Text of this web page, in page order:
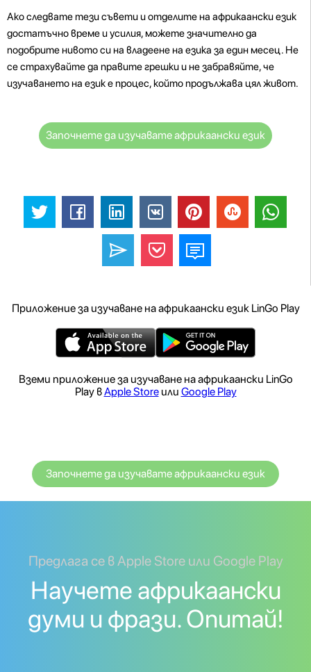
Ако следвате тези съвети и отделите на африкаански език
достатъчно време и усилия, можете значително да
подобрите нивото си на владеене на езика за един месец. Не
се страхувайте да правите грешки и не забравяйте, че
изучаването на език е процес, който продължава цял живот.
Започнете да изучавате африкаански език
Приложение за изучаване на африкаански език LinGo Play
Вземи приложение за изучаване на африкаански LinGo
Play вApple Storeили Google Play
Започнете да изучавате африкаански език
Предлага се в Apple Store или Google Play
Научете африкаански
думи и фрази. Опитай!